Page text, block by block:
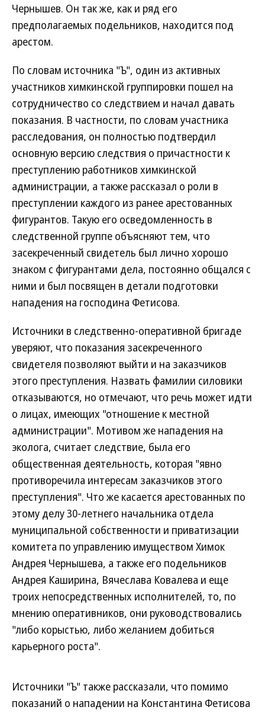
Чернышев. Он так же, как и ряд его
предполагаемых подельников, находится под
арестом.
По словам источника "Ъ", один из активных
участников химкинской группировки пошел на
сотрудничество со следствием и начал давать
показания. В частности, по словам участника
расследования, он полностью подтвердил
основную версию следствия о причастности к
преступлению работников химкинской
администрации, а также рассказал о роли в
преступлении каждого из ранее арестованных
фигурантов. Такую его осведомленность в
следственной группе объясняют тем, что
засекреченный свидетель был лично хорошо
знаком с фигурантами дела, постоянно общался с
ними и был посвящен в детали подготовки
нападения на господина Фетисова.
Источники в следственно-оперативной бригаде
уверяют, что показания засекреченного
свидетеля позволяют выйти и на заказчиков
этого преступления. Назвать фамилии силовики
отказываются, но отмечают, что речь может идти
о лицах, имеющих "отношение к местной
администрации". Мотивом же нападения на
эколога, считает следствие, была его
общественная деятельность, которая "явно
противоречила интересам заказчиков этого
преступления". Что же касается арестованных по
этому делу 30-летнего начальника отдела
муниципальной собственности и приватизации
комитета по управлению имуществом Химок
Андрея Чернышева, а также его подельников
Андрея Каширина, Вячеслава Ковалева и еще
троих непосредственных исполнителей, то, по
мнению оперативников, они руководствовались
"либо корыстью, либо желанием добиться
карьерного роста".
Источники "Ъ" также рассказали, что помимо
показаний о нападении на Константина Фетисова